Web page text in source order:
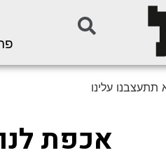
עלינו
אכפת